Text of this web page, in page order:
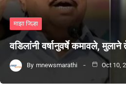
माझा जिल्हा
वडिलांनी वर्षानुवर्षे कमावले,
By mnewsmarathi Oct 10,